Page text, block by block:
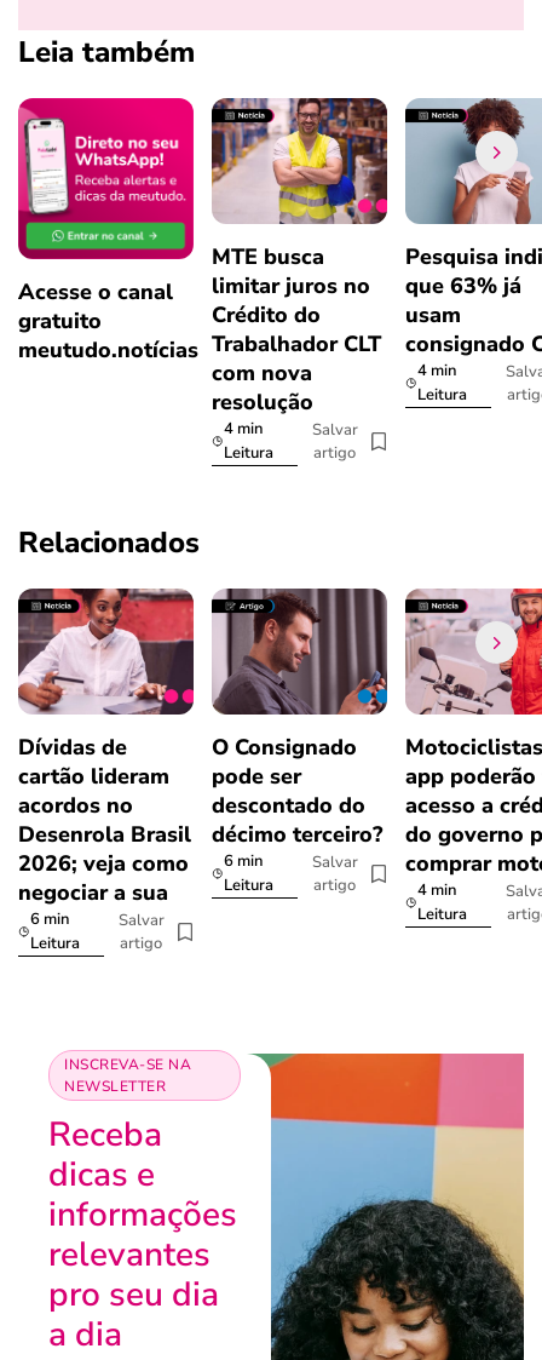
Leia também
Acesse o canal
gratuito
meutudo.notícias
MTE busca
limitar juros no
Crédito do
Trabalhador CLT
com nova
resolução
4 min
Leitura
Salvar
artigo
Pesquisa
que 63% já
usam
consignado
4 min
Leitura
Relacionados
Dívidas de
cartão lideram
acordos no
Desenrola Brasil
2026; veja como
negociar a sua
6 min
Leitura
Salvar
artigo
O Consignado
pode ser
descontado do
décimo terceiro?
6 min
Leitura
Salvar
artigo
app
acesso a
do governo
comprar
4 min
Leitura
INSCREVA-SE NA
NEWSLETTER
Receba
dicas e
informações
relevantes
pro seu dia
a dia